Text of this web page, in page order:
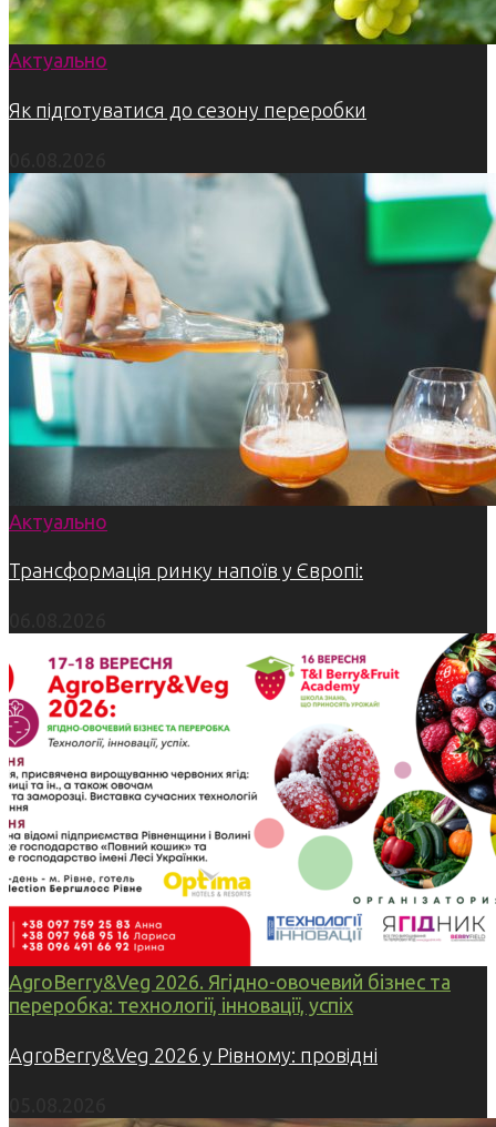
Актуально
Як підготуватися до сезону переробки
Актуально
Трансформація ринку напоїв у Європі:
AgroBerry&Veg 2026. Ягідно-овочевий бізнес та
переробка: технології, інновації, успіх
AgroBerry&Veg 2026 у Рівному: провідні